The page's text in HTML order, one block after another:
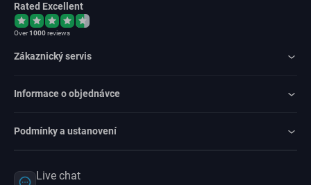
Rated Excellent
Over1000reviews
Zákaznický servis
Informace o objednávce
Podmínky a ustanovení
Live chat